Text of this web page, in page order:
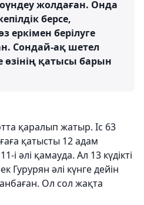
жолдаған. Онда
берсе,
еркімен берілуге
Сондай-ақ шетел
өзінің қатысы барын
қаралып жатыр. Іс 63
қатысты 12 адам
і әлі қамауда. Ал 13 күдікті
Гурурян әлі күнге дейін
Ол сол жақта